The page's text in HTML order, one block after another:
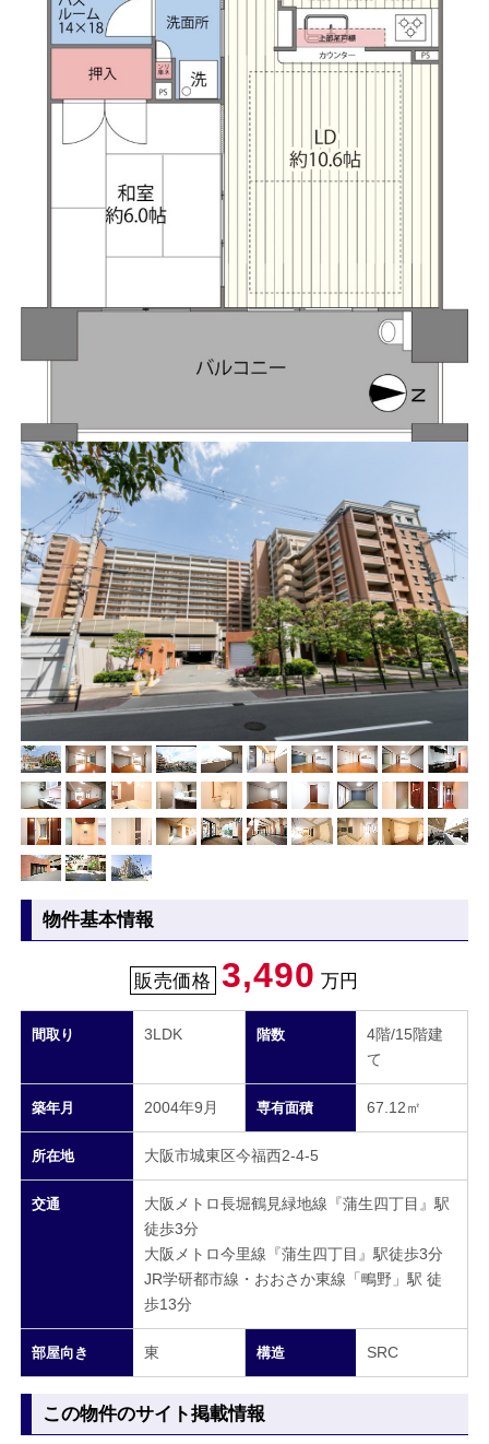
物件基本情報
販売価格 3,490 万円
間取り 3LDK 階数
4階/15階建
て
築年月 2004年9月 専有面積 67.12㎡
所在地 大阪市城東区今福西2-4-5
交通
大阪メトロ長堀鶴見緑地線『蒲生四丁目』駅
徒歩3分
大阪メトロ今里線『蒲生四丁目』駅徒歩3分
JR学研都市線・おおさか東線「鴫野」駅 徒
歩13分
部屋向き 東 構造 SRC
この物件のサイト掲載情報